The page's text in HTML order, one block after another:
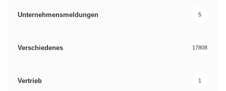
Unternehmensmeldungen 5
Verschiedenes 17808
Vertrieb 1